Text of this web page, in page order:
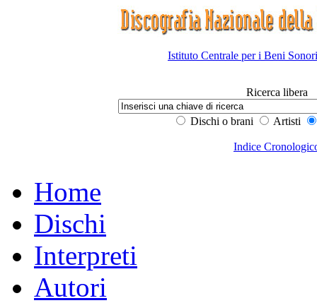
Istituto Centrale per i Beni
Ricerca libera
Dischi o brani Artisti
Indice
Home
Dischi
Interpreti
Autori